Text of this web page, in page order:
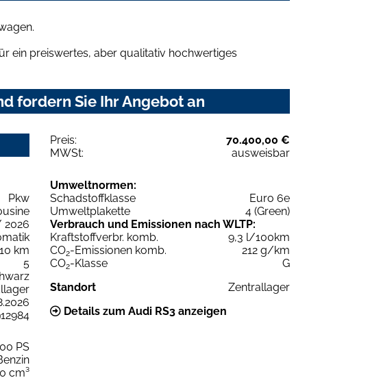
ein preiswertes, aber qualitativ hochwertiges
fordern Sie Ihr Angebot an
Preis:
70.400,00 €
MWSt:
ausweisbar
Pkw
2026
10 km
5
PS
cm³
Umweltnormen:
Schadstoffklasse
Euro 6e
Umweltplakette
4 (Green)
Verbrauch und Emissionen nach WLTP:
Kraftstoffverbr. komb.
9,3 l/100km
CO2-Emissionen komb.
212 g/km
CO2-Klasse
G
Standort
Zentrallager
Details zum Audi RS3 anzeigen